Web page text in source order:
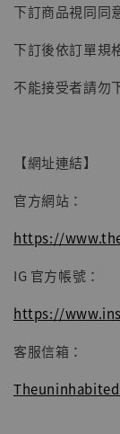
下訂商品視同同
下訂後依訂單規
不能接受者請勿
【網址連結】
官方網站：
https://
IG 官方帳號：
https://
客服信箱：